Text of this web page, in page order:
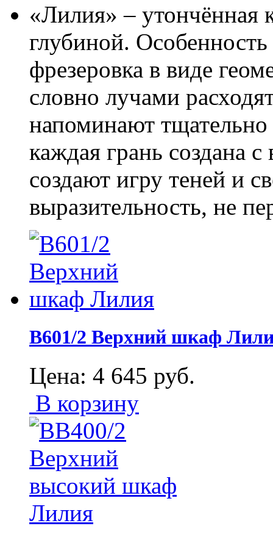
«Лилия» – утончённая
глубиной.
фрезеровка в виде
словно лучами
напоминают тщательно
каждая грань создана
создают игру теней и
выразительность, не
В601/2 Верхний шкаф
Цена: 4 645 руб.
В корзину